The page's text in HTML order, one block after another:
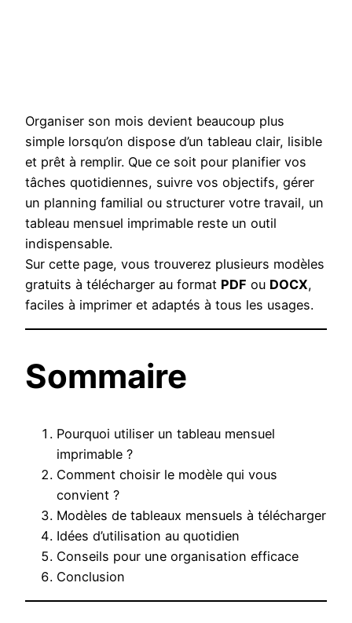
Organiser son mois devient beaucoup plus
simple lorsqu’on dispose d’un tableau clair, lisible
et prêt à remplir. Que ce soit pour planifier vos
tâches quotidiennes, suivre vos objectifs, gérer
un planning familial ou structurer votre travail, un
tableau mensuel imprimable reste un outil
indispensable.
Sur cette page, vous trouverez plusieurs modèles
gratuits à télécharger au format PDF ou DOCX,
faciles à imprimer et adaptés à tous les usages.
Sommaire
Pourquoi utiliser un tableau mensuel
imprimable ?
Comment choisir le modèle qui vous
convient ?
Modèles de tableaux mensuels à télécharger
Idées d’utilisation au quotidien
Conseils pour une organisation efficace
Conclusion